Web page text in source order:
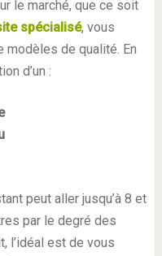
le marché, que ce soit
spécialisé, vous
modèles de qualité. En
d’un :
peut aller jusqu’à 8 et
par le degré des
l’idéal est de vous